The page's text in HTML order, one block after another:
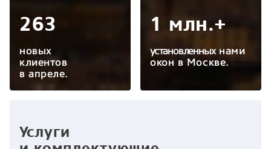
1 млн.+
установленныхнами
окон в Москве.
263
новых
клиентов
в апреле.
Услуги